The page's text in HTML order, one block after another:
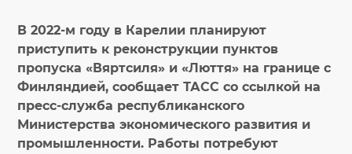
В 2022-м году в Карелии планируют
приступить к реконструкции пунктов
пропуска «Вяртсиля» и «Люття» на границе с
Финляндией, сообщает ТАСС со ссылкой на
пресс-служба республиканского
Министерства экономического развития и
промышленности. Работы потребуют